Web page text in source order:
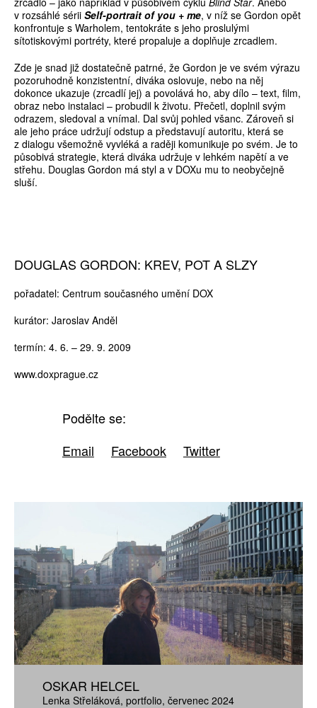
v rozsáhlé sérii Self-portrait of you + me, v níž se Gordon opět
konfrontuje s Warholem, tentokráte s jeho proslulými
sítotiskovými portréty, které propaluje a doplňuje zrcadlem.
Zde je snad již dostatečně patrné, že Gordon je ve svém výrazu
pozoruhodně konzistentní, diváka oslovuje, nebo na něj
dokonce ukazuje (zrcadlí jej) a povolává ho, aby dílo – text, film,
obraz nebo instalaci – probudil k životu. Přečetl, doplnil svým
odrazem, sledoval a vnímal. Dal svůj pohled všanc. Zároveň si
ale jeho práce udržují odstup a představují autoritu, která se
z dialogu všemožně vyvléká a raději komunikuje po svém. Je to
působivá strategie, která diváka udržuje v lehkém napětí a ve
střehu. Douglas Gordon má styl a v DOXu mu to neobyčejně
sluší.
DOUGLAS GORDON: KREV, POT A SLZY
pořadatel: Centrum současného umění DOX
kurátor: Jaroslav Anděl
termín: 4. 6. – 29. 9. 2009
www.doxprague.cz
Podělte se:
Email
Facebook Twitter
OSKAR HELCEL
Lenka Střeláková portfolio červenec 2024